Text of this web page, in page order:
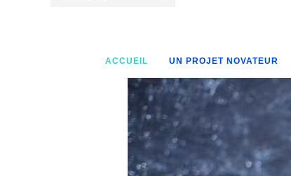
ACCUEIL UN PROJET NOVATEUR